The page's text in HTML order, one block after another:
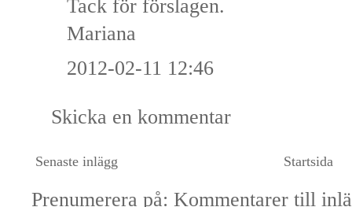
Tack för förslagen.
Mariana
2012-02-11 12:46
Skicka en kommentar
Senaste inlägg Startsida
Prenumerera på: Kommentarer till